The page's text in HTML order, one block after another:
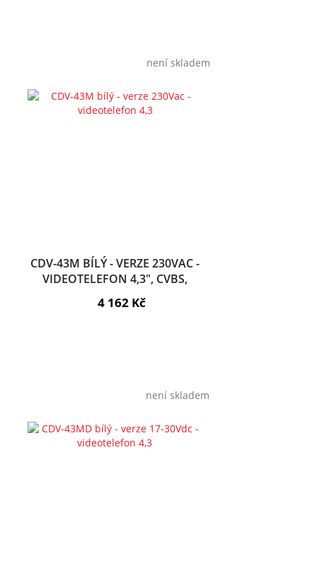
není skladem
CDV-43M BÍLÝ - VERZE 230VAC -
VIDEOTELEFON 4,3", CVBS,
HANDSFREE, 2 VST.
4 162 Kč
není skladem